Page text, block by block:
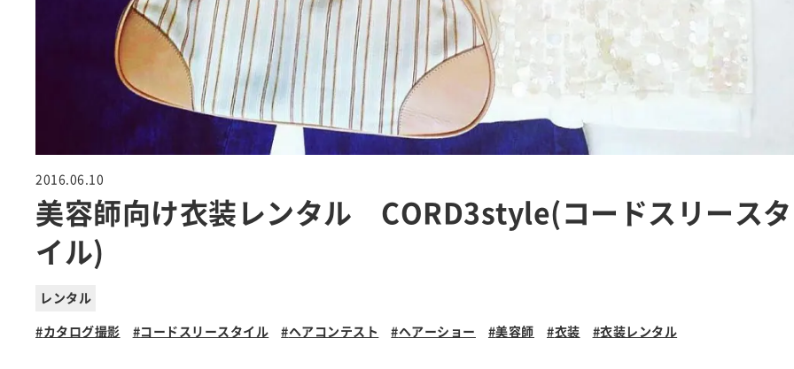
2016.06.10
美容師向け衣装レンタル CORD3style(コードスリースタ
イル)
レンタル
カタログ撮影 コードスリースタイル ヘアコンテスト ヘアーショー 美容師 衣装 衣装レンタル